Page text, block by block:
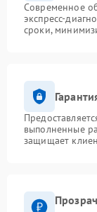
Современное
экспресс-
сроки,
выполненные
защищает